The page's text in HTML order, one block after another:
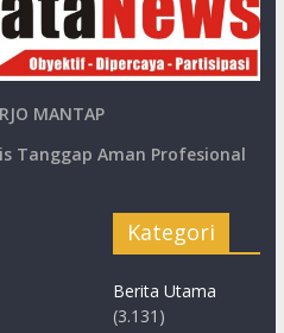
MANTAP
Tanggap Aman Profesional
Kategori
Berita Utama
(3.131)